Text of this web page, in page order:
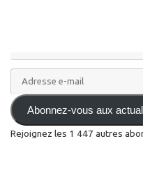
Adresse
e-
mail Abonnez-vous aux
Rejoignez les 1 447 autres